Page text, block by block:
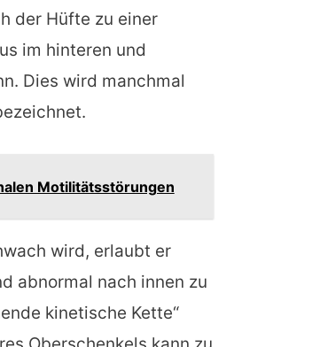
der Hüfte zu einer
im hinteren und
Dies wird manchmal
Motilitätsstörungen
wird, erlaubt er
abnormal nach innen zu
kinetische Kette“